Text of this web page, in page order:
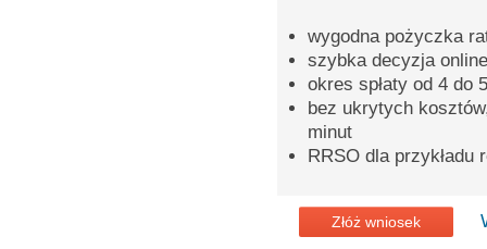
wygodna pożyczka
szybka decyzja
okres spłaty od 4 do
bez ukrytych
minut
RRSO dla przykładu
Złóż wniosek